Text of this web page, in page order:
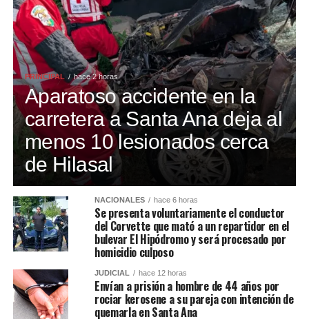
PRINCIPAL hace 2 horas
Aparatoso accidente en la
carretera a Santa Ana deja al
menos 10 lesionados cerca
de Hilasal
NACIONALES hace 6 horas
Se presenta voluntariamente el conductor
del Corvette que mató a un repartidor en el
bulevar El Hipódromo y será procesado por
homicidio culposo
JUDICIAL hace 12 horas
Envían a prisión a hombre de 44 años por
rociar kerosene a su pareja con intención de
quemarla en Santa Ana